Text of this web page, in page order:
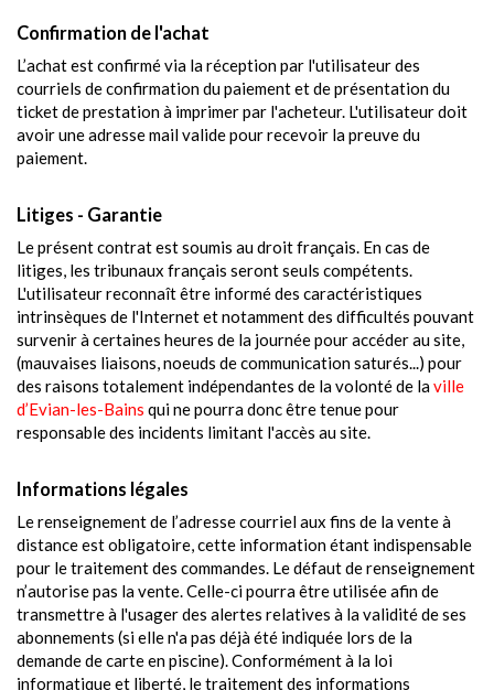
Confirmation de l'achat
L’achat est confirmé via la réception par l'utilisateur des
courriels de confirmation du paiement et de présentation du
ticket de prestation à imprimer par l'acheteur. L'utilisateur doit
avoir une adresse mail valide pour recevoir la preuve du
paiement.
Litiges - Garantie
Le présent contrat est soumis au droit français. En cas de
litiges, les tribunaux français seront seuls compétents.
L'utilisateur reconnaît être informé des caractéristiques
intrinsèques de l'Internet et notamment des difficultés pouvant
survenir à certaines heures de la journée pour accéder au site,
(mauvaises liaisons, noeuds de communication saturés...) pour
des raisons totalement indépendantes de la volonté de laville
d’Evian-les-Bains qui ne pourra donc être tenue pour
responsable des incidents limitant l'accès au site.
Informations légales
Le renseignement de l’adresse courriel aux fins de la vente à
distance est obligatoire, cette information étant indispensable
pour le traitement des commandes. Le défaut de renseignement
n’autorise pas la vente. Celle-ci pourra être utilisée afin de
transmettre à l'usager des alertes relatives à la validité de ses
abonnements (si elle n'a pas déjà été indiquée lors de la
demande de carte en piscine). Conformément à la loi
informatique et liberté, le traitement des informations